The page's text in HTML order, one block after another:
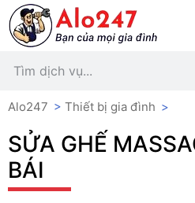
Alo247 > Thiết bị gia đình >
SỬA GHẾ
BÁI